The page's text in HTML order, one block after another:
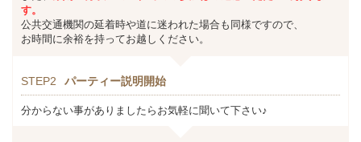
す。
公共交通機関の延着時や道に迷われた場合も同様ですので、
お時間に余裕を持ってお越しください。
STEP2 パーティー説明開始
分からない事がありましたらお気軽に聞いて下さい♪